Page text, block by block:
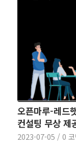
오픈마루-레드
컨설팅 무상
2023-07-05 / 0